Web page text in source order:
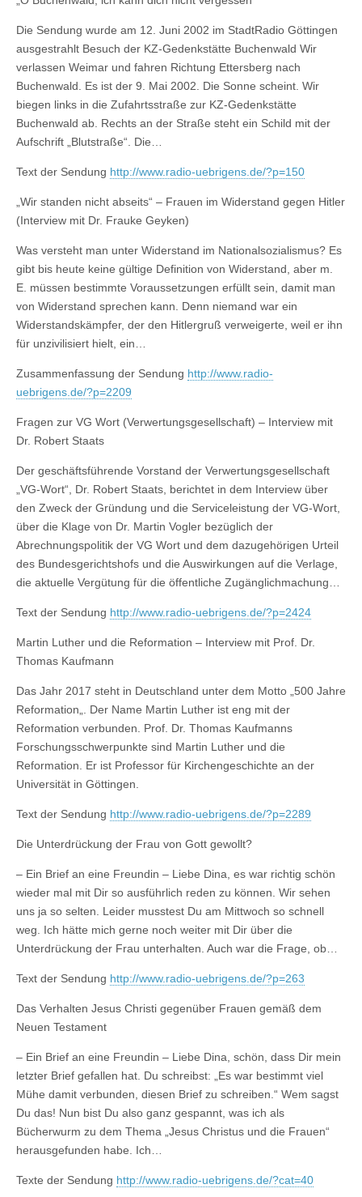
Die Sendung wurde am 12. Juni 2002 im StadtRadio Göttingen
ausgestrahlt Besuch der KZ-Gedenkstätte Buchenwald Wir
verlassen Weimar und fahren Richtung Ettersberg nach
Buchenwald. Es ist der 9. Mai 2002. Die Sonne scheint. Wir
biegen links in die Zufahrtsstraße zur KZ-Gedenkstätte
Buchenwald ab. Rechts an der Straße steht ein Schild mit der
Aufschrift „Blutstraße“. Die…
Text der Sendung http://www.radio-uebrigens.de/?p=150
„Wir standen nicht abseits“ – Frauen im Widerstand gegen Hitler
(Interview mit Dr. Frauke Geyken)
Was versteht man unter Widerstand im Nationalsozialismus? Es
gibt bis heute keine gültige Definition von Widerstand, aber m.
E. müssen bestimmte Voraussetzungen erfüllt sein, damit man
von Widerstand sprechen kann. Denn niemand war ein
Widerstandskämpfer, der den Hitlergruß verweigerte, weil er ihn
für unzivilisiert hielt, ein…
Zusammenfassung der Sendung http://www.radio-
uebrigens.de/?p=2209
Fragen zur VG Wort (Verwertungsgesellschaft) – Interview mit
Dr. Robert Staats
Der geschäftsführende Vorstand der Verwertungsgesellschaft
„VG-Wort“, Dr. Robert Staats, berichtet in dem Interview über
den Zweck der Gründung und die Serviceleistung der VG-Wort,
über die Klage von Dr. Martin Vogler bezüglich der
Abrechnungspolitik der VG Wort und dem dazugehörigen Urteil
des Bundesgerichtshofs und die Auswirkungen auf die Verlage,
die aktuelle Vergütung für die öffentliche Zugänglichmachung…
Text der Sendung http://www.radio-uebrigens.de/?p=2424
Martin Luther und die Reformation – Interview mit Prof. Dr.
Thomas Kaufmann
Das Jahr 2017 steht in Deutschland unter dem Motto „500 Jahre
Reformation„. Der Name Martin Luther ist eng mit der
Reformation verbunden. Prof. Dr. Thomas Kaufmanns
Forschungsschwerpunkte sind Martin Luther und die
Reformation. Er ist Professor für Kirchengeschichte an der
Universität in Göttingen.
Text der Sendung http://www.radio-uebrigens.de/?p=2289
Die Unterdrückung der Frau von Gott gewollt?
– Ein Brief an eine Freundin – Liebe Dina, es war richtig schön
wieder mal mit Dir so ausführlich reden zu können. Wir sehen
uns ja so selten. Leider musstest Du am Mittwoch so schnell
weg. Ich hätte mich gerne noch weiter mit Dir über die
Unterdrückung der Frau unterhalten. Auch war die Frage, ob…
Text der Sendung http://www.radio-uebrigens.de/?p=263
Das Verhalten Jesus Christi gegenüber Frauen gemäß dem
Neuen Testament
– Ein Brief an eine Freundin – Liebe Dina, schön, dass Dir mein
letzter Brief gefallen hat. Du schreibst: „Es war bestimmt viel
Mühe damit verbunden, diesen Brief zu schreiben.“ Wem sagst
Du das! Nun bist Du also ganz gespannt, was ich als
Bücherwurm zu dem Thema „Jesus Christus und die Frauen“
herausgefunden habe. Ich…
Texte der Sendung http://www.radio-uebrigens.de/?cat=40